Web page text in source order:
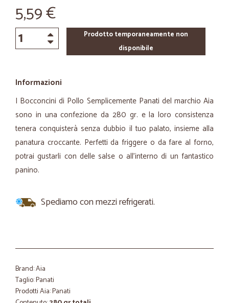
5,59 €
Prodotto temporaneamente non
disponibile
Informazioni
I Bocconcini di Pollo Semplicemente Panati del marchio Aia
sono in una confezione da 280 gr. e la loro consistenza
tenera conquisterà senza dubbio il tuo palato, insieme alla
panatura croccante. Perfetti da friggere o da fare al forno,
potrai gustarli con delle salse o all’interno di un fantastico
panino.
Spediamo con mezzi refrigerati.
Brand: Aia
Taglio: Panati
Prodotti Aia: Panati